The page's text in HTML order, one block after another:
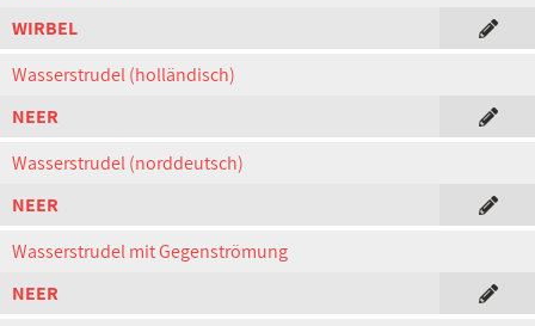
WIRBEL
Wasserstrudel (holländisch)
NEER
Wasserstrudel (norddeutsch)
NEER
Wasserstrudel mit Gegenströmung
NEER